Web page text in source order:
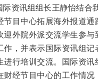
际资讯组组长王静怡结合
节目中心拓展海外报道通
迎外院外派交流学生参与
作，并表示国际资讯组记
进行培训交流。国际资讯
财经节目中心的工作情况